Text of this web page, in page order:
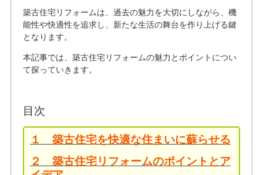
築古住宅リフォームは、過去の魅力を大切にしながら、機
能性や快適性を追求し、新たな生活の舞台を作り上げる鍵
となります。
本記事では、築古住宅リフォームの魅力とポイントについ
て探っていきます。
目次
１ 築古住宅を快適な住まいに蘇らせる
２ 築古住宅リフォームのポイントとア